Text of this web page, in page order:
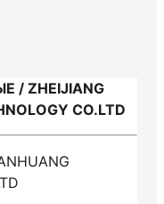
/ ZHEIJIANG
СО.LTD